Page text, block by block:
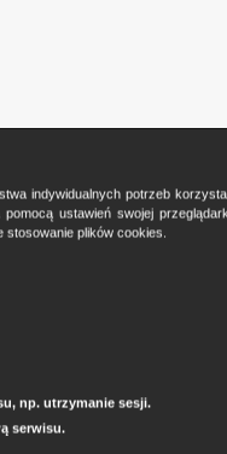
indywidualnych potrzeb
ustawień swojej
stosowanie plików cookies.
np. utrzymanie sesji.
serwisu.